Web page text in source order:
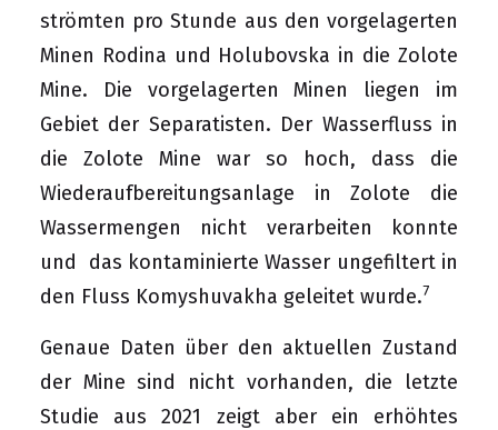
strömten pro Stunde aus den vorgelagerten
Minen Rodina und Holubovska in die Zolote
Mine. Die vorgelagerten Minen liegen im
Gebiet der Separatisten. Der Wasserfluss in
die Zolote Mine war so hoch, dass die
Wiederaufbereitungsanlage in Zolote die
Wassermengen nicht verarbeiten konnte
und das kontaminierte Wasser ungefiltert in
den Fluss Komyshuvakha geleitet wurde.7
Genaue Daten über den aktuellen Zustand
der Mine sind nicht vorhanden, die letzte
Studie aus 2021 zeigt aber ein erhöhtes